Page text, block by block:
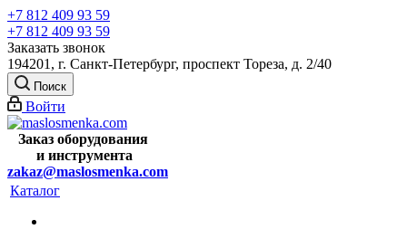
+7 812 409 93 59
+7 812 409 93 59
Заказать звонок
194201, г. Санкт-Петербург, проспект Тореза, д. 2/40
Поиск
Войти
Заказ оборудования
и инструмента
zakaz@maslosmenka.com
Каталог